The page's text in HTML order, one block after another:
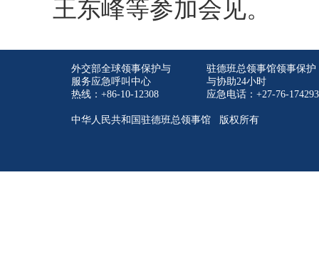
王东峰等参加会见。
外交部全球领事保护与
服务应急呼叫中心
热线：+86-10-12308
驻德班总领事馆领事保护
与协助24小时
应急电话：+27-76-
中华人民共和国驻德班总领事馆 版权所有